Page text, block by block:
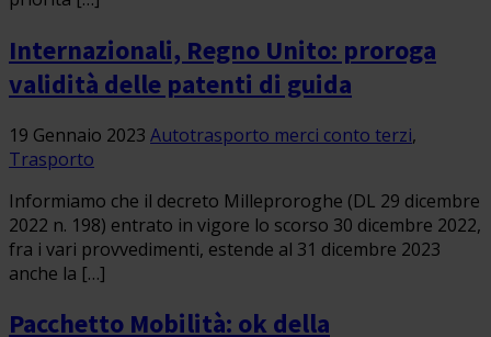
Internazionali, Regno Unito: proroga
validità delle patenti di guida
19 Gennaio 2023 Autotrasporto merci conto terzi,
Trasporto
Informiamo che il decreto Milleproroghe (DL 29 dicembre
2022 n. 198) entrato in vigore lo scorso 30 dicembre 2022,
fra i vari provvedimenti, estende al 31 dicembre 2023
anche la […]
Pacchetto Mobilità: ok della